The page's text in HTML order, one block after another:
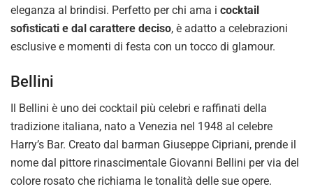
eleganza al brindisi. Perfetto per chi ama i cocktail
sofisticati e dal carattere deciso, è adatto a celebrazioni
esclusive e momenti di festa con un tocco di glamour.
Bellini
Il Bellini è uno dei cocktail più celebri e raffinati della
tradizione italiana, nato a Venezia nel 1948 al celebre
Harry’s Bar. Creato dal barman Giuseppe Cipriani, prende il
nome dal pittore rinascimentale Giovanni Bellini per via del
colore rosato che richiama le tonalità delle sue opere.